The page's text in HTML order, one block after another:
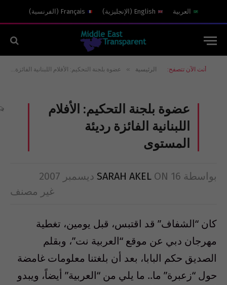
العربية English
( الإنجليزية)
Français
( الفرنسية)
أنت الآن تتصفح: الرئيسية » عضوة بلجنة التحكيم: الأفلام اللبنانية الفائزة رديئة المستوى
عضوة بلجنة التحكيم: الأفلام
اللبنانية الفائزة رديئة
المستوى
بواسطة SARAH AKEL ON 16 ديسمبر 2007
غير مصنف
كان “الشفاف” قد اقتبس، قبل يومين، تغطية
مهرجان دبي عن موقع “العربية نت”، وبقلم
الصديق حكم البابا، بعد أن بلغتنا معلومات غامضة
حول “زعبرة” ما.. ما يلي من “العربية” أيضاً، ويبدو